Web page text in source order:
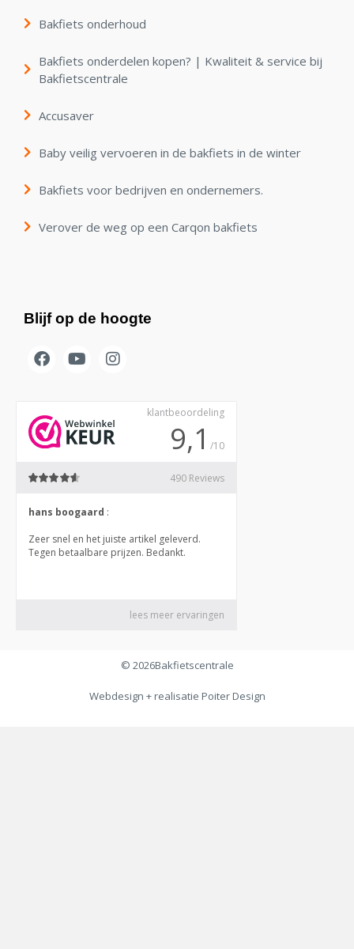
Bakfiets onderhoud
Bakfiets onderdelen kopen? | Kwaliteit & service bij
Bakfietscentrale
Accusaver
Baby veilig vervoeren in de bakfiets in de winter
Bakfiets voor bedrijven en ondernemers.
Verover de weg op een Carqon bakfiets
Blijf op de hoogte
© 2026Bakfietscentrale
Webdesign + realisatie Poiter Design